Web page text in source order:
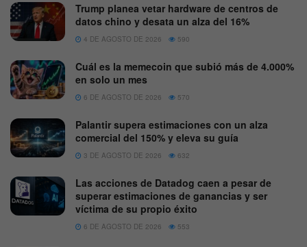
Trump planea vetar hardware de centros de
datos chino y desata un alza del 16%
4 DE AGOSTO DE 2026 590
Cuál es la memecoin que subió más de 4.000%
en solo un mes
6 DE AGOSTO DE 2026 570
Palantir supera estimaciones con un alza
comercial del 150% y eleva su guía
3 DE AGOSTO DE 2026 632
Las acciones de Datadog caen a pesar de
superar estimaciones de ganancias y ser
víctima de su propio éxito
6 DE AGOSTO DE 2026 553